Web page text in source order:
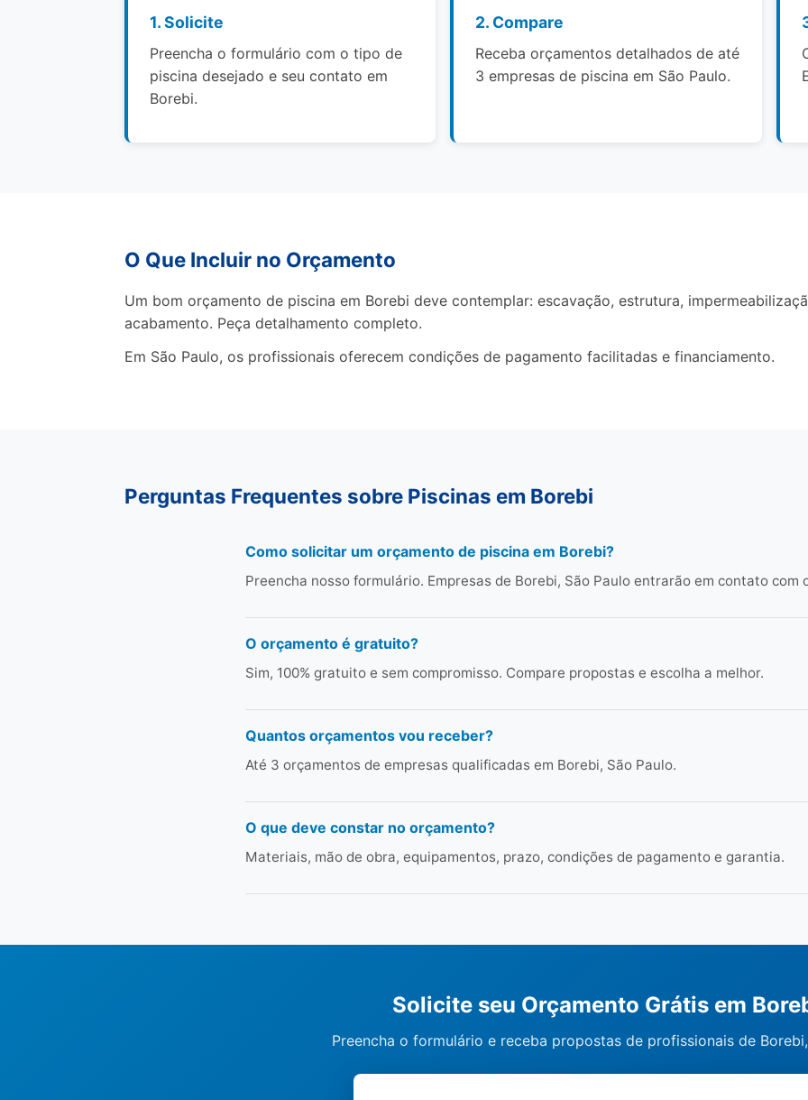
1. Solicite
Preencha o formulário com o tipo de
piscina desejado e seu contato em
Borebi.
2. Compare
Receba orçamentos detalhados de até
3 empresas de piscina em São Paulo.
O Que Incluir no Orçamento
Um bom orçamento de piscina em Borebi deve contemplar: escavação, estrutura,
acabamento. Peça detalhamento completo.
Em São Paulo, os profissionais oferecem condições de pagamento facilitadas e financiamento.
Perguntas Frequentes sobre Piscinas em Borebi
Como solicitar um orçamento de piscina em Borebi?
Preencha nosso formulário. Empresas de Borebi, São Paulo entrarão em contato com
O orçamento é gratuito?
Sim, 100% gratuito e sem compromisso. Compare propostas e escolha a melhor.
Quantos orçamentos vou receber?
Até 3 orçamentos de empresas qualificadas em Borebi, São Paulo.
O que deve constar no orçamento?
Materiais, mão de obra, equipamentos, prazo, condições de pagamento e garantia.
Solicite seu Orçamento Grátis em
Preencha o formulário e receba propostas de profissionais de